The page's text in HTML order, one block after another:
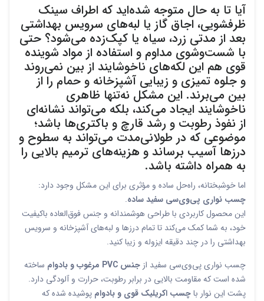
آیا تا به حال متوجه شده‌اید که اطراف سینک
ظرفشویی، اجاق گاز یا لبه‌های سرویس بهداشتی
بعد از مدتی زرد، سیاه یا کپک‌زده می‌شود؟ حتی
با شست‌وشوی مداوم و استفاده از مواد شوینده
قوی هم این لکه‌های ناخوشایند از بین نمی‌روند
و جلوه تمیزی و زیبایی آشپزخانه و حمام را از
بین می‌برند. این مشکل نه‌تنها ظاهری
ناخوشایند ایجاد می‌کند، بلکه می‌تواند نشانه‌ای
از نفوذ رطوبت و رشد قارچ و باکتری‌ها باشد؛
موضوعی که در طولانی‌مدت می‌تواند به سطوح و
درزها آسیب برساند و هزینه‌های ترمیم بالایی را
به همراه داشته باشد.
اما خوشبختانه، راه‌حل ساده و مؤثری برای این مشکل وجود دارد:
چسب نواری پی‌وی‌سی سفید ساده.
این محصول کاربردی با طراحی هوشمندانه و جنس فوق‌العاده باکیفیت
خود، به شما کمک می‌کند تا تمام درزها و لبه‌های آشپزخانه و سرویس
بهداشتی را در چند دقیقه ایزوله و زیبا کنید.
چسب نواری پی‌وی‌سی سفید از جنس PVC مرغوب و بادوام
ساخته
شده است که مقاومت بالایی در برابر رطوبت، حرارت و آلودگی دارد.
پشت این نوار باچسب اکریلیک قوی و بادوام پوشیده شده که